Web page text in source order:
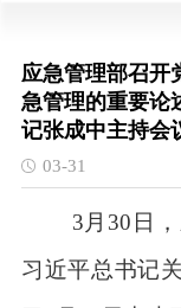
应急管理部召开
急管理的重要论
记张成中主持会
03-31
3 月 30 日
习近平总书记